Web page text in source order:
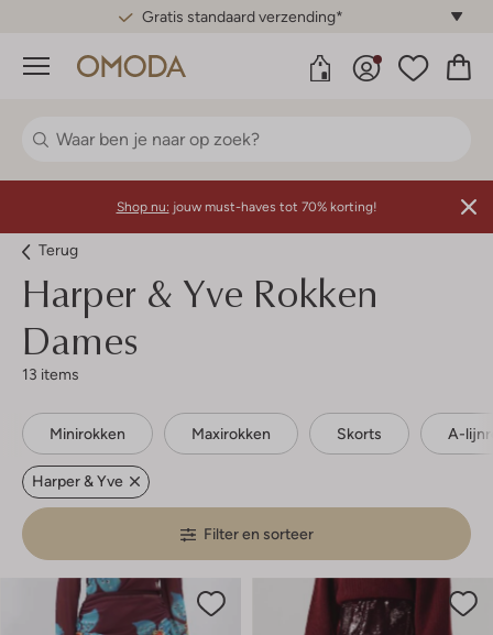
Gratis standaard verzending*
Menu
Shop nu: jouw must-haves tot 70% korting!
Terug
Harper & Yve Rokken
Dames
13 items
Minirokken Maxirokken Skorts A-
Harper & Yve
Filter en sorteer